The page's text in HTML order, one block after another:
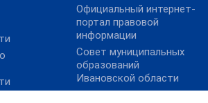
Официальный интернет-
портал правовой
информации
Совет муниципальных
образований
Ивановской области
Федеральный портал